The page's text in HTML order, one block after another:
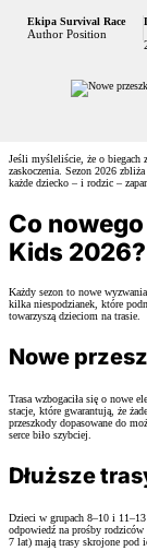
Ekipa Survival Race
Author Position
Jeśli myśleliście, że o biegach
zaskoczenia. Sezon 2026
każde dziecko – i rodzic –
Co
Kids 2026?
Każdy sezon to nowe
kilka niespodzianek, które
towarzyszą dzieciom na trasie.
Nowe
Trasa wzbogaciła się o nowe
stacje, które gwarantują, że
przeszkody dopasowane do
serce biło szybciej.
Dłuższe
Dzieci w grupach 8–10 i 11–13
odpowiedź na prośby
7 lat) mają trasy skrojone pod